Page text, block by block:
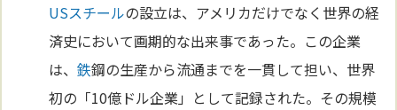
USスチールの設立は、アメリカだけでなく世界の経
済史において画期的な出来事であった。この企業
は、鉄鋼の生産から流通までを一貫して担い、世界
初の「10億ドル企業」として記録された。その規模